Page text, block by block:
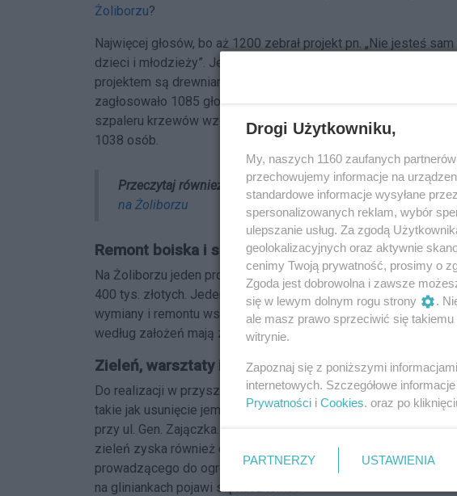
Żoliborzu?
Najwięcej głosów, bo aż 1200 zebrał projekt pn. „Nie jesteś
dzieci i młodzieży”. Jego realizacja będzie kosztować 254 tys.
projektem są drewniane leżanki – 2 w Parku Fosa i 3 na Kępie
zagłosowało 1085 głosów. W pierwszej trójce znalazł się
szpaleru krzewów wzdłuż torów tramwajowych na wysokości
1038 osób.
Przeczytaj również:
Więcej krzewów, nowe latarnie i duże
na Żoliborzu
Remont boiska i skateparku wybrany
Na Żoliborzu jeden projekt może pochłonąć maksymalnie 404
400 tys. złotych. Jeden dotyczy wymiany nawierzchni na
wymiany i remontu wszystkich przeszkód na skateparku na
według założeń mają zwieńczyć zawody i piknik.
Zieleń, warsztaty i czcionka „Sady Żoliborskie”
Do realizacji w przyszłym roku zdecydowano się wybrać tzw.
takie jak usunięcie jemioły z wybranych drzew, czyszczenie
przy ul. Gen. Zajączka. Nowe krzewy i trawy mają pojawić się
zieleń zyska również okolica skrzyżowania Promyka i
prowadzącego do ogródków działkowych powstanie aleja wiśni
na gliniankach pojawi się kaczkomat.
Drogi Użytkowniku,
My, naszych 1160 zaufanych
przechowujemy informacje na
standardowe informacje wysyłane
spersonalizowanych reklam, wybór
ulepszanie usług. Za zgodą
geolokalizacyjnych oraz aktywnie
cenimy Twoją prywatność, prosimy o
Zgoda jest dobrowolna i zawsze
się w lewym dolnym rogu strony
.
ale masz prawo sprzeciwić się
witrynie.
Zapoznaj się z poniższymi
internetowych. Szczegółowe
Prywatności i Cookies. oraz po
PARTNERZY USTAWIENIA